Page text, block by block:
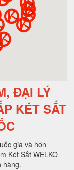
ĐẠI LÝ
KÉT SẮT
gia và hơn
Két Sắt WELKO
hàng.